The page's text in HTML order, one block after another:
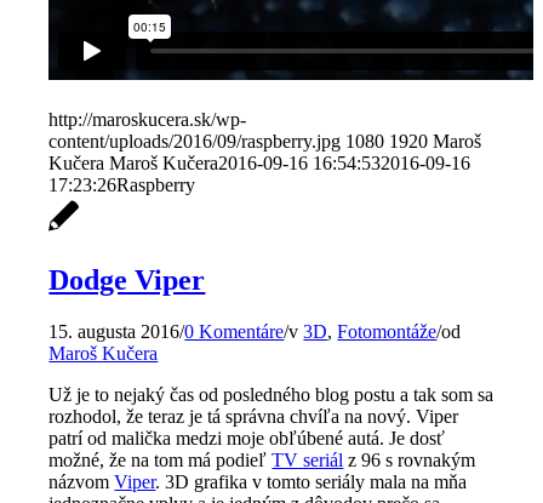
http://maroskucera.sk/wp-
content/uploads/2016/09/raspberry.jpg 1080 1920 Maroš
Kučera Maroš Kučera2016-09-16 16:54:532016-09-16
17:23:26Raspberry
Dodge Viper
15. augusta 2016/0 Komentáre/v3D,Fotomontáže/od
Maroš Kučera
Už je to nejaký čas od posledného blog postu a tak som sa
rozhodol, že teraz je tá správna chvíľa na nový. Viper
patrí od malička medzi moje obľúbené autá. Je dosť
možné, že na tom má podieľTV seriál z 96 s rovnakým
názvomViper. 3D grafika v tomto seriály mala na mňa